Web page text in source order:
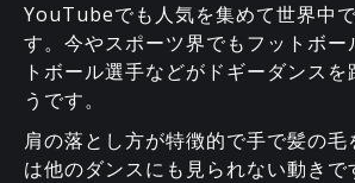
YouTubeでも人気を集めて世界中
す。今やスポーツ界でもフットボー
トボール選手などがドギーダンス
うです。
肩の落とし方が特徴的で手で髪の毛
は他のダンスにも見られない動きで